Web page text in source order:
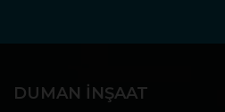
DUMAN İNŞAAT